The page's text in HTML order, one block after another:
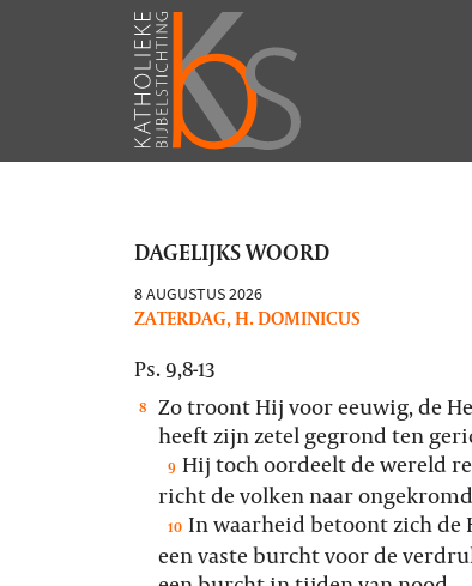
DAGELIJKS WOORD
8 AUGUSTUS 2026
ZATERDAG, H. DOMINICUS
Ps. 9,8-13
8
Zo troont Hij voor eeuwig, de
heeft zijn zetel gegrond ten
9 Hij toch oordeelt de wereld
richt de volken naar
10 In waarheid betoont zich de
een vaste burcht voor de